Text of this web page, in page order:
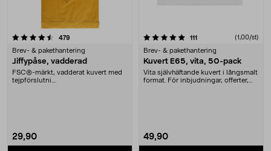
479
Brev- & pakethantering
Jiffypåse, vadderad
FSC®-märkt, vadderat kuvert med
tejpförslutni....
29,90
5.0 av 5 stjärnor 111 (1,00/st)
Brev- & pakethantering
Kuvert E65, vita, 50-pack
Vita självhäftande kuvert i långsmalt
format. För inbjudningar, offerter,
49,90